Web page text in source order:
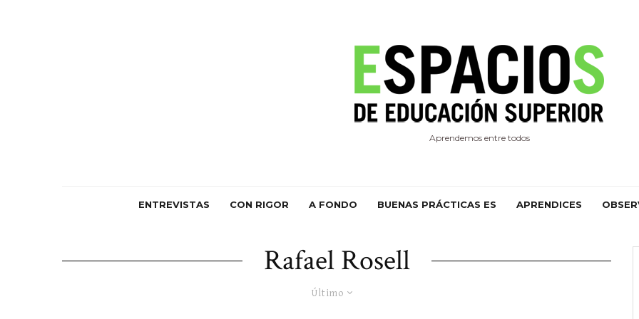
Aprendemos entre todos
ENTREVISTAS CON RIGOR A FONDO BUENAS PRÁCTICAS ES APRENDICES
Rafael Rosell
Último